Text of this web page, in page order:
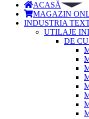
ACASĂ
MAGAZIN
INDUSTRIA
UTILAJE
DE